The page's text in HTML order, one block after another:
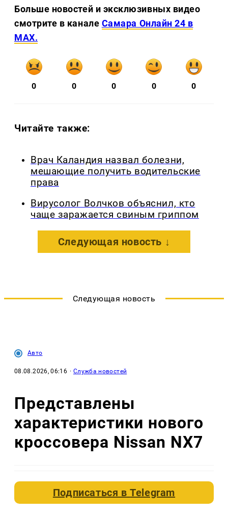
Больше новостей и эксклюзивных видео
смотрите в канале Самара Онлайн 24 в
MAX.
0 0 0 0 0
Читайте также:
Врач Каландия назвал болезни,
мешающие получить водительские
права
Вирусолог Волчков объяснил, кто
чаще заражается свиным гриппом
Следующая новость ↓
Следующая новость
Авто
08.08.2026, 06:16 · Служба новостей
Представлены
характеристики нового
кроссовера Nissan NX7
Подписаться вTelegram